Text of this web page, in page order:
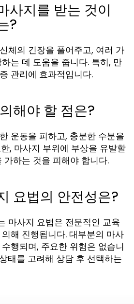
사지를 받는 것이
?
체의 긴장을 풀어주고, 여러 가
는 데 도움을 줍니다. 특히, 만
관리에 효과적입니다.
해야 할 점은?
운동을 피하고, 충분한 수분을
, 마사지 부위에 부상을 유발할
가하는 것을 피해야 합니다.
요법의 안전성은?
마사지 요법은 전문적인 교육
해 진행됩니다. 대부분의 마사
행되며, 주요한 위험은 없습니
태를 고려해 상담 후 선택하는